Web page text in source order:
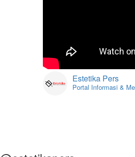
Estetika Pers
Portal Informasi &